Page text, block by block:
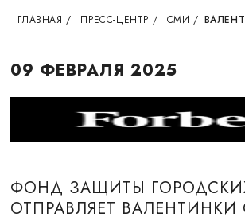
ГЛАВНАЯ / ПРЕСС-ЦЕНТР / СМИ /
09 ФЕВРАЛЯ 2025
ФОНД ЗАЩИТЫ
ОТПРАВЛЯЕТ